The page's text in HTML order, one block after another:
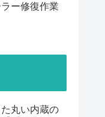
ー修復作業
丸い内蔵の